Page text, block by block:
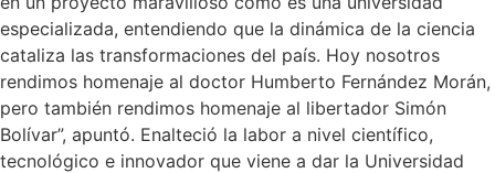
especializada, entendiendo que la dinámica de la ciencia
cataliza las transformaciones del país. Hoy nosotros
rendimos homenaje al doctor Humberto Fernández Morán,
pero también rendimos homenaje al libertador Simón
Bolívar”, apuntó. Enalteció la labor a nivel científico,
tecnológico e innovador que viene a dar la Universidad